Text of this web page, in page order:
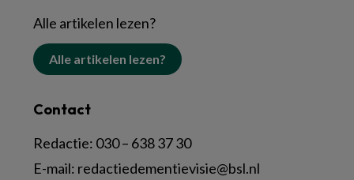
Alle artikelen lezen?
Alle artikelen lezen?
Contact
Redactie: 030 – 638 37 30
E-mail: redactiedementievisie@bsl.nl